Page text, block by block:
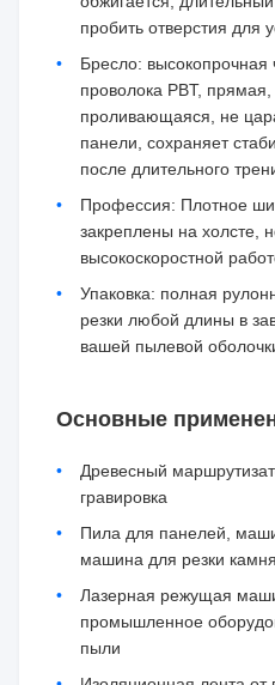
пробить отверстия для
Бресло: высокопрочная
проволока PBT,
проливающаяся, не
панели, сохраняет
после длительного
Профессия: Плотное
закреплены на холсте,
высокоскоростной
Упаковка: полная
резки любой длины в
вашей пылевой
Основные
Древесный
гравировка
Пила для панелей,
машина для резки
Лазерная режущая
промышленное
пыли